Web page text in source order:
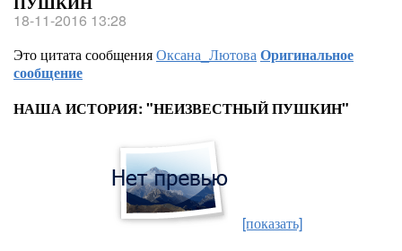
18-11-2016 13:28
Это цитата сообщенияОксана_ЛютоваОригинальное
сообщение
НАША ИСТОРИЯ: "НЕИЗВЕСТНЫЙ ПУШКИН"
[показать]